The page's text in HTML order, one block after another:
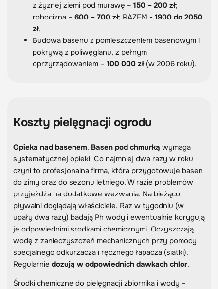
z żyznej ziemi pod murawę – 150 – 200 zł;
robocizna – 600 – 700 zł; RAZEM - 1900 do 2050
zł.
Budowa basenu z pomieszczeniem basenowym i
pokrywą z poliwęglanu, z pełnym
oprzyrządowaniem – 100 000 zł(w 2006 roku).
Koszty pielęgnacji ogrodu
Opieka nad basenem. Basen pod chmurką wymaga
systematycznej opieki. Co najmniej dwa razy w roku
czyni to profesjonalna firma, która przygotowuje basen
do zimy oraz do sezonu letniego. W razie problemów
przyjeżdża na dodatkowe wezwania. Na bieżąco
pływalni doglądają właściciele. Raz w tygodniu (w
upały dwa razy) badają Ph wody i ewentualnie korygują
je odpowiednimi środkami chemicznymi. Oczyszczają
wodę z zanieczyszczeń mechanicznych przy pomocy
specjalnego odkurzacza i ręcznego łapacza (siatki).
Regularnie dozują w odpowiednich dawkach chlor.
Środki chemiczne do pielęgnacji zbiornika i wody –